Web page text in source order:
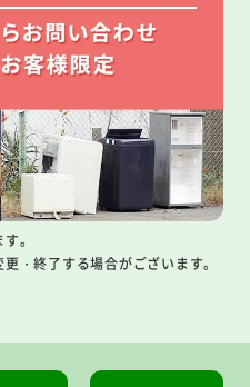
。
・終了する場合がございます。